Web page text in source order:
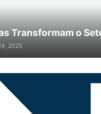
Transformam o
2025